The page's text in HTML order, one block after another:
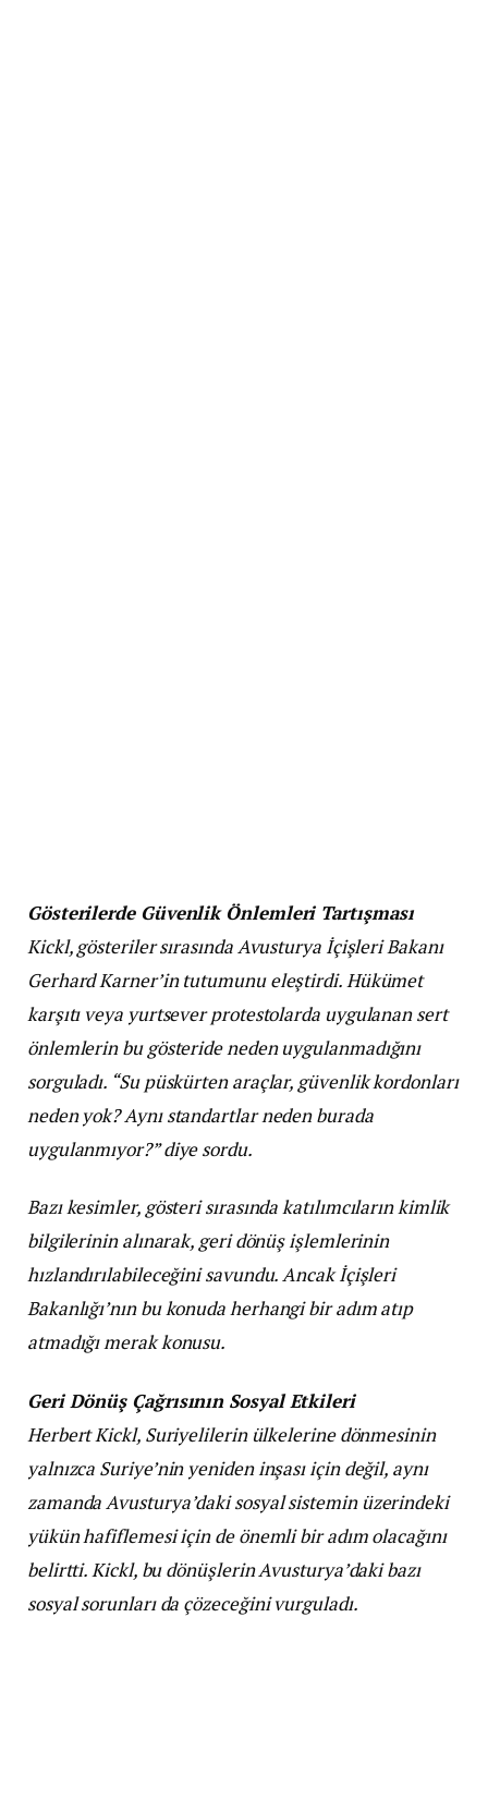
Gösterilerde Güvenlik Önlemleri Tartışması
Kickl, gösteriler sırasında Avusturya İçişleri Bakanı
Gerhard Karner’in tutumunu eleştirdi. Hükümet
karşıtı veya yurtsever protestolarda uygulanan sert
önlemlerin bu gösteride neden uygulanmadığını
sorguladı. “Su püskürten araçlar, güvenlik kordonları
neden yok? Aynı standartlar neden burada
uygulanmıyor?” diye sordu.
Bazı kesimler, gösteri sırasında katılımcıların kimlik
bilgilerinin alınarak, geri dönüş işlemlerinin
hızlandırılabileceğini savundu. Ancak İçişleri
Bakanlığı’nın bu konuda herhangi bir adım atıp
atmadığı merak konusu.
Geri Dönüş Çağrısının Sosyal Etkileri
Herbert Kickl, Suriyelilerin ülkelerine dönmesinin
yalnızca Suriye’nin yeniden inşası için değil, aynı
zamanda Avusturya’daki sosyal sistemin üzerindeki
yükün hafiflemesi için de önemli bir adım olacağını
belirtti. Kickl, bu dönüşlerin Avusturya’daki bazı
sosyal sorunları da çözeceğini vurguladı.